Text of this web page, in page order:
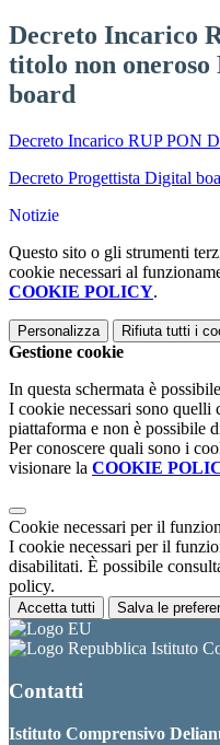
Decreto Incarico
titolo non
board
Decreto Incarico RUP PON
Decreto Progettista Digital
Notizie
Questo sito o gli strumenti
cookie necessari al
COOKIE POLICY.
Personalizza Rifiuta tutti i
Gestione cookie
In questa schermata è
I cookie necessari sono quelli
piattaforma e non è possibile
Per conoscere quali sono i
visionare la COOKIE
Cookie necessari per il
I cookie necessari per il
disabilitati. È possibile
policy.
Accetta tutti Salva le
Istituto
Contatti
Istituto Comprensivo